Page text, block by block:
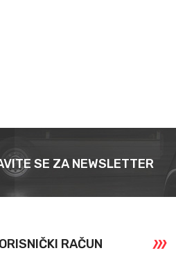
SE ZA NEWSLETTER
RAČUN